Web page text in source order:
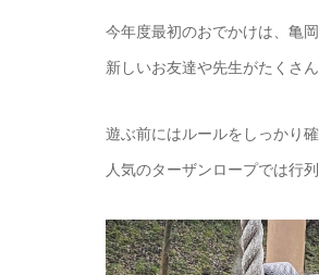
今年度最初のおでかけは、亀
新しいお友達や先生がたくさ
遊ぶ前にはルールをしっかり
人気のターザンロープでは行